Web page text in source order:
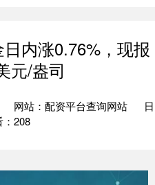
内涨0.76%，现报
元/盎司
网站：配资平台查询网站
日
：208